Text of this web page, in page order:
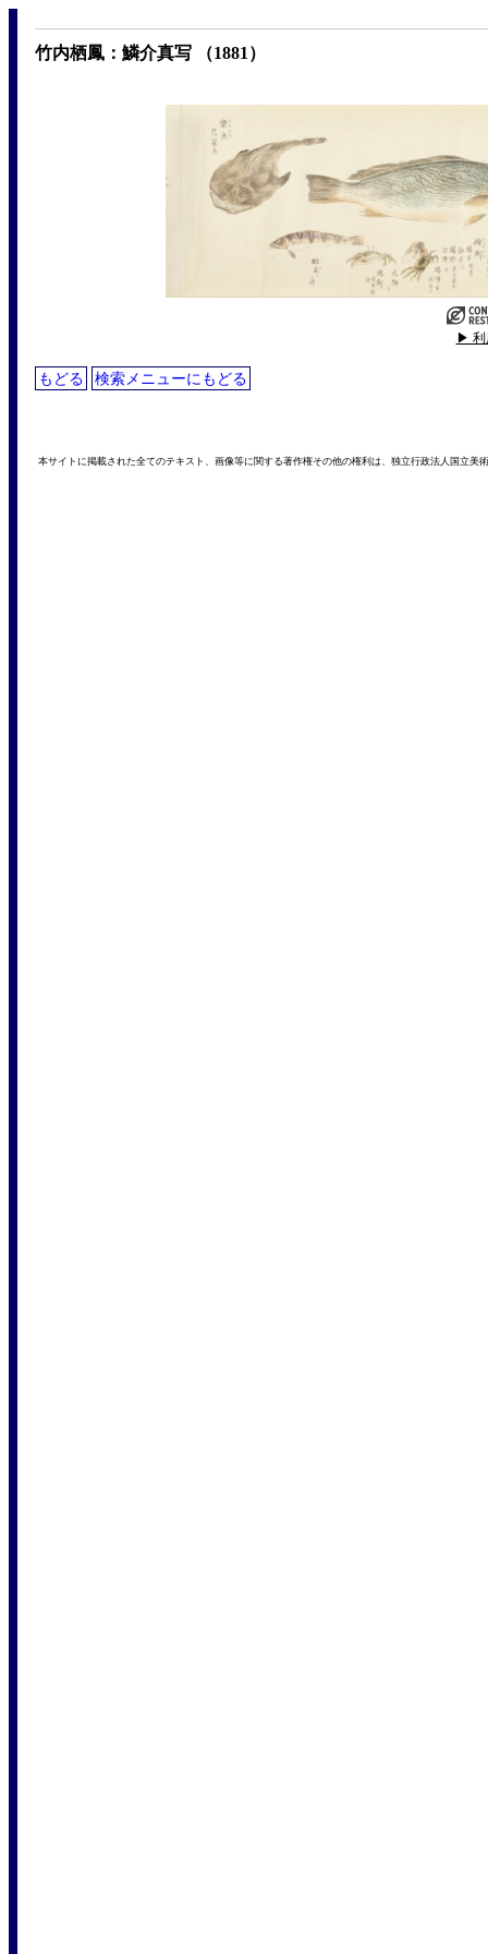
竹内栖鳳：鱗介真写 （1881）
▶ 利
もどる 検索メニューにもどる
本サイトに掲載された全てのテキスト、画像等に関する著作権その他の権利は、独立行政法人国立